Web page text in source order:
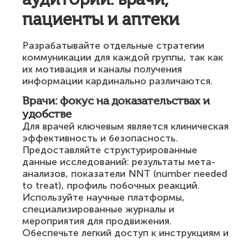
пациенты и аптеки
Разрабатывайте отдельные стратегии
коммуникации для каждой группы, так как
их мотивация и каналы получения
информации кардинально различаются.
Врачи: фокус на доказательствах и
удобстве
Для врачей ключевым является клиническая
эффективность и безопасность.
Предоставляйте структурированные
данные исследований: результаты мета-
анализов, показатели NNT (number needed
to treat), профиль побочных реакций.
Используйте научные платформы,
специализированные журналы и
мероприятия для продвижения.
Обеспечьте легкий доступ к инструкциям и